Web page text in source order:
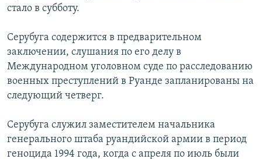
ПОДПИШИТЕСЬ НА РАССЫЛКУ
СОЦИАЛЬНЫЕ СЕТИ
Все сайты РСЕ/РС
стало в субботу.
Серубуга содержится в предварительном
заключении, слушания по его делу в
Международном уголовном суде по расследованию
военных преступлений в Руанде запланированы на
следующий четверг.
Серубуга служил заместителем начальника
генерального штаба руандийской армии в период
геноцида 1994 года, когда с апреля по июль были